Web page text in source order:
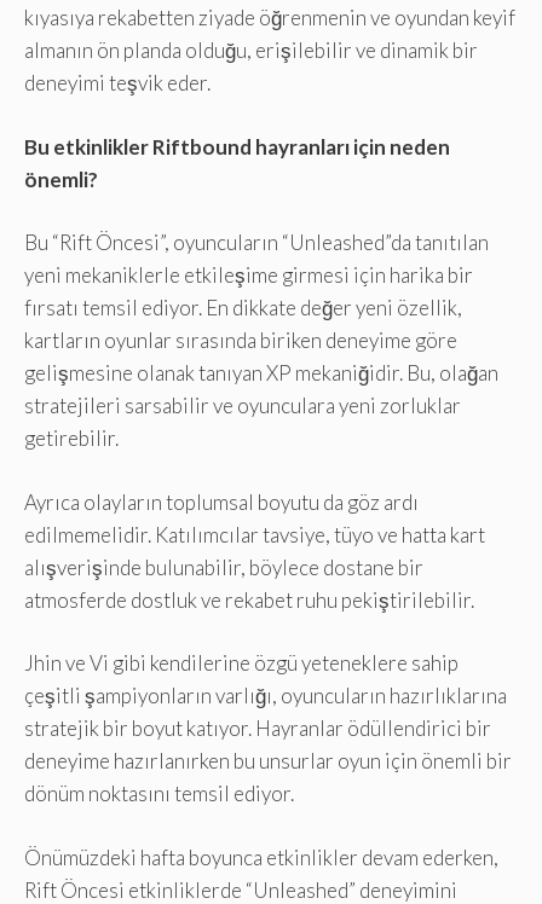
kıyasıya rekabetten ziyade öğrenmenin ve oyundan keyif
almanın ön planda olduğu, erişilebilir ve dinamik bir
deneyimi teşvik eder.
Bu etkinlikler Riftbound hayranları için neden
önemli?
Bu “Rift Öncesi”, oyuncuların “Unleashed”da tanıtılan
yeni mekaniklerle etkileşime girmesi için harika bir
fırsatı temsil ediyor. En dikkate değer yeni özellik,
kartların oyunlar sırasında biriken deneyime göre
gelişmesine olanak tanıyan XP mekaniğidir. Bu, olağan
stratejileri sarsabilir ve oyunculara yeni zorluklar
getirebilir.
Ayrıca olayların toplumsal boyutu da göz ardı
edilmemelidir. Katılımcılar tavsiye, tüyo ve hatta kart
alışverişinde bulunabilir, böylece dostane bir
atmosferde dostluk ve rekabet ruhu pekiştirilebilir.
Jhin ve Vi gibi kendilerine özgü yeteneklere sahip
çeşitli şampiyonların varlığı, oyuncuların hazırlıklarına
stratejik bir boyut katıyor. Hayranlar ödüllendirici bir
deneyime hazırlanırken bu unsurlar oyun için önemli bir
dönüm noktasını temsil ediyor.
Önümüzdeki hafta boyunca etkinlikler devam ederken,
Rift Öncesi etkinliklerde “Unleashed” deneyimini